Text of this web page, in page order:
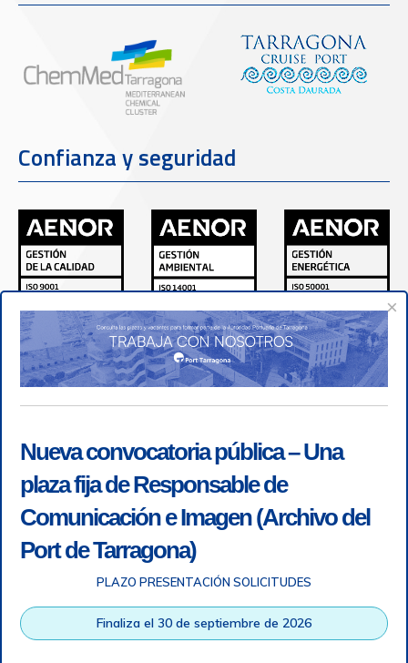
Confianza y seguridad
Autoridad Portuaria de Tarragona © Todos los derechos
×
Nueva convocatoria pública – Una
plaza fija de Responsable de
Comunicación e Imagen (Archivo del
Port de Tarragona)
PLAZO PRESENTACIÓN SOLICITUDES
Finaliza el 30 de septiembre de 2026